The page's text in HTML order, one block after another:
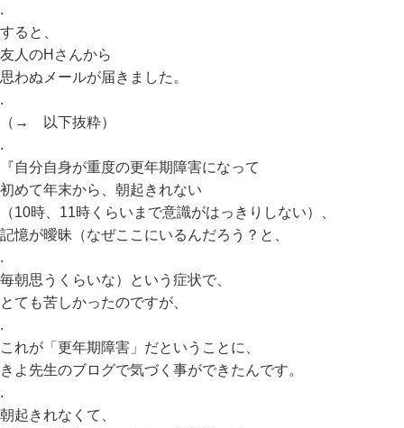
.
すると、
友人のHさんから
思わぬメールが届きました。
.
（→ 以下抜粋）
.
『自分自身が重度の更年期障害になって
初めて年末から、朝起きれない
（10時、11時くらいまで意識がはっきりしない）、
記憶が曖昧（なぜここにいるんだろう？と、
.
毎朝思うくらいな）という症状で、
とても苦しかったのですが、
.
これが「更年期障害」だということに、
きよ先生のブログで気づく事ができたんです。
.
朝起きれなくて、